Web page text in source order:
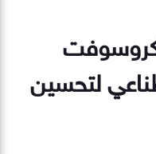
لتحسين